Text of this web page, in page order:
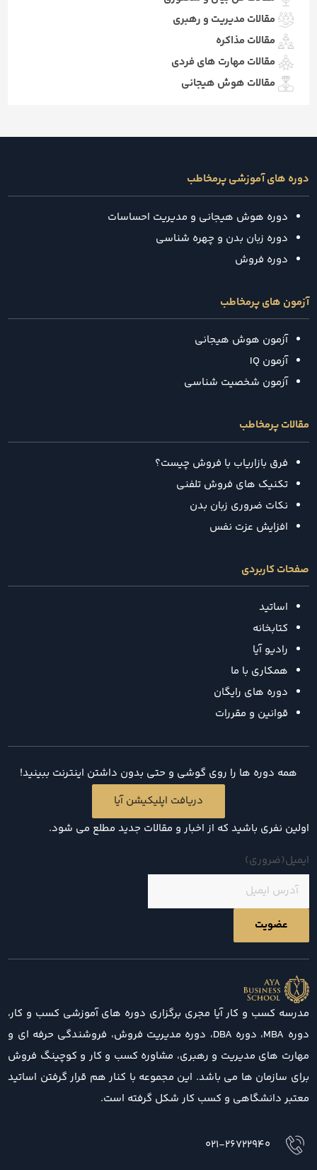
مقالات مدیریت و رهبری
مقالات مذاکره
مقالات مهارت های فردی
مقالات هوش هیجانی
دوره های آموزشی پرمخاطب
دوره هوش هیجانی و مدیریت احساسات
دوره زبان بدن و چهره شناسی
دوره فروش
آزمون های پرمخاطب
آزمون هوش هیجانی
آزمون IQ
آزمون شخصیت شناسی
مقالات پرمخاطب
فرق بازاریاب با فروش چیست؟
تکنیک‌ های فروش تلفنی
نکات ضروری زبان بدن
افزایش عزت نفس
صفحات کاربردی
اساتید
کتابخانه
رادیو آیا
همکاری با ما
دوره های رایگان
قوانین و مقررات
همه دوره ها را روی گوشی و حتی بدون داشتن اینترنت ببینید!
دریافت اپلیکیشن آیا
اولین نفری باشید که از اخبار و مقالات جدید مطلع می شود.
ایمیل(ضروری)
مدرسه کسب و کار آیا مجری برگزاری دوره های آموزشی کسب و کار،
دوره MBA، دوره DBA، دوره مدیریت فروش، فروشندگی حرفه ای و
مهارت های مدیریت و رهبری، مشاوره کسب و کار و کوچینگ فروش
برای سازمان ها می باشد. این مجموعه با کنار هم قرار گرفتن اساتید
معتبر دانشگاهی و کسب کار شکل گرفته است.
021-26722940